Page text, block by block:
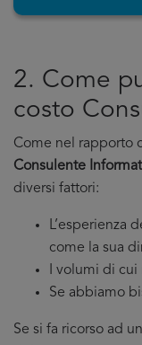
2. Come
costo
Come nel rapporto
Consulente
diversi fattori:
L’esperienza
come la sua
I volumi di
Se abbiamo
Se si fa ricorso ad